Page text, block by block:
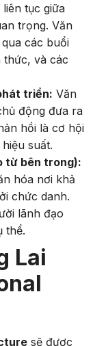
tục giữa
trọng. Văn
các buổi
thức, và các
triển: Văn
động đưa ra
hồi là cơ hội
suất.
từ bên trong):
hóa nơi khả
chức danh.
lãnh đạo
thể.
Lai
sẽ được